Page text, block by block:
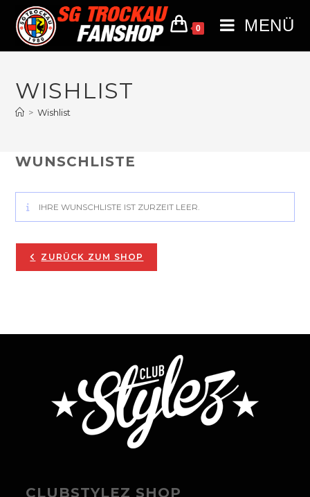
0 MENÜ
WISHLIST
> Wishlist
WUNSCHLISTE
IHRE WUNSCHLISTE IST ZURZEIT LEER.
ZURÜCK ZUM SHOP
CLUBSTYLEZ SHOP